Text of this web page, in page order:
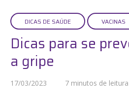
DICAS DE SAÚDE VACINAS
Dicas para se
a gripe
17/03/2023 7 minutos de leitura